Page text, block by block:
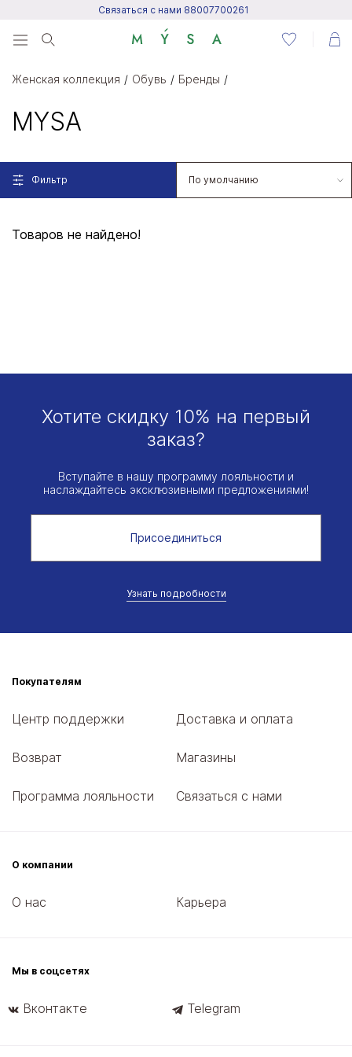
Связаться с нами 88007700261
Женская коллекция Обувь Бренды
MYSA
Фильтр
Товаров не найдено!
Хотите скидку 10% на первый
заказ?
Вступайте в нашу программу лояльности и
наслаждайтесь эксклюзивными предложениями!
Присоединиться
Узнать подробности
Покупателям
Центр поддержки Доставка и оплата
Возврат Магазины
Программа лояльности Связаться с нами
О компании
О нас Карьера
Мы в соцсетях
Вконтакте Telegram
Написать нам
Написать в Telegram